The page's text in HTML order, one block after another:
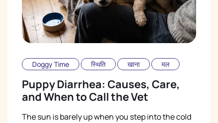
Doggy Time स्थिति खाना मल
Puppy Diarrhea: Causes, Care,
and When to Call the Vet
The sun is barely up when you step into the cold